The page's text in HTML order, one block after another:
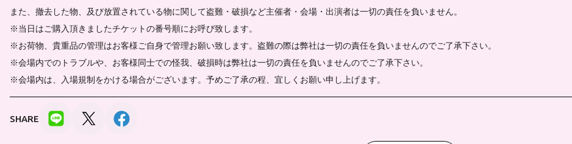
また、撤去した物、及び放置されている物に関して盗難・破損など主催者・会場・出演者は一切の責任を負いません。
※当日はご購入頂きましたチケットの番号順にお呼び致します。
※お荷物、貴重品の管理はお客様ご自身で管理お願い致します。盗難の際は弊社は一切の責任を負いませんのでご了承下さい。
※会場内でのトラブルや、お客様同士での怪我、破損時は弊社は一切の責任を負いませんのでご了承下さい。
※会場内は、入場規制をかける場合がございます。予めご了承の程、宜しくお願い申し上げます。
SHARE